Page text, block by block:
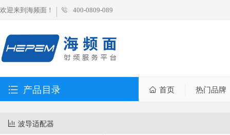
欢迎来到海频面！ 400-0809-089
产品目录 首页 热门品牌
波导适配器